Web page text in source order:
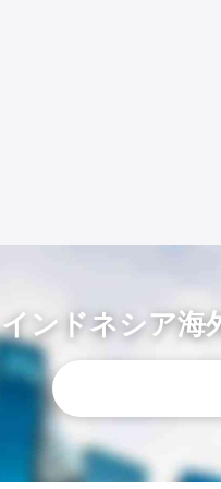
インドネシア海